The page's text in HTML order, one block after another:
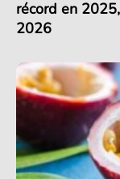
récord en
2026